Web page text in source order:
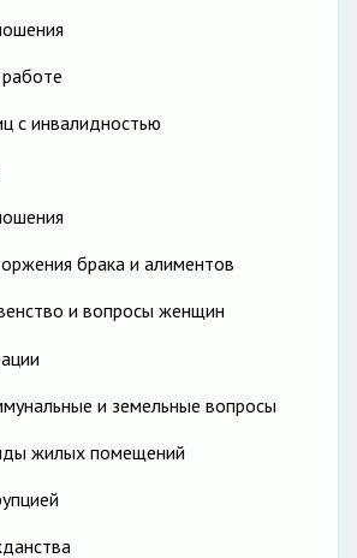
с инвалидностью
брака и алиментов
и вопросы женщин
и земельные вопросы
жилых помещений